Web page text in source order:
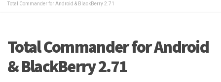
Total Commander for Android & BlackBerry 2.71
Total Commander for Android
& BlackBerry 2.71